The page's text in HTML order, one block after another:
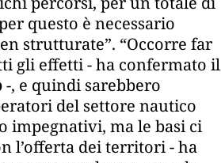
questo è necessario
strutturate”. “Occorre far
gli effetti - ha confermato il
-, e quindi sarebbero
del settore nautico
impegnativi, ma le basi ci
l’offerta dei territori - ha